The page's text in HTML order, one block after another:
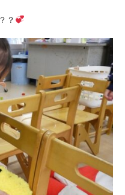
？